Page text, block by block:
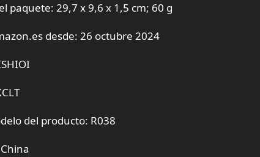
paquete: 29,7 x 9,6 x 1,5 cm; 60 g
desde: 26 octubre 2024
del producto: R038